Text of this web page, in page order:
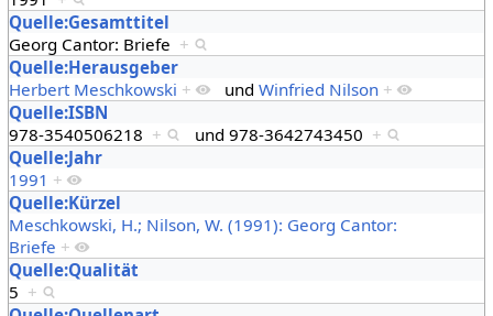
Quelle:Gesamttitel
Georg Cantor: Briefe +
Quelle:Herausgeber
Herbert Meschkowski + und Winfried Nilson +
Quelle:ISBN
978-3540506218 + und 978-3642743450 +
Quelle:Jahr
1991 +
Quelle:Kürzel
Meschkowski, H.; Nilson, W. (1991): Georg Cantor:
Briefe +
Quelle:Qualität
5 +